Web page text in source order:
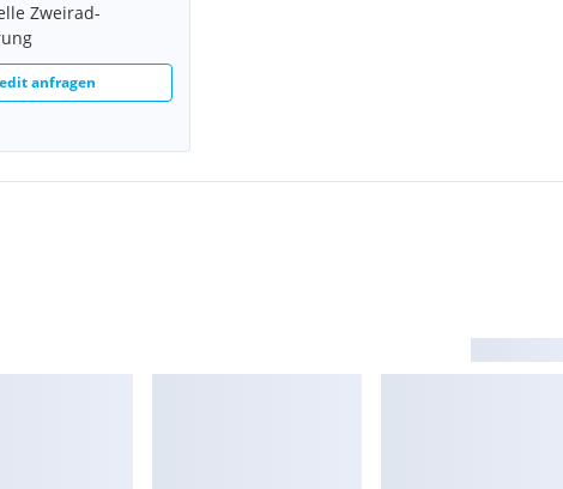
Zweirad-
anfragen